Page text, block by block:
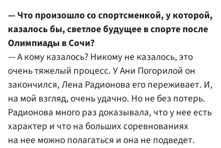
— Что произошло со спортсменкой, у которой,
казалось бы, светлое будущее в спорте после
Олимпиады в Сочи?
— А кому казалось? Никому не казалось, это
очень тяжелый процесс. У Ани Погорилой он
закончился, Лена Радионова его переживает. И,
на мой взгляд, очень удачно. Но не без потерь.
Радионова много раз доказывала, что у нее есть
характер и что на больших соревнованиях
на нее можно полагаться и она не подведет.